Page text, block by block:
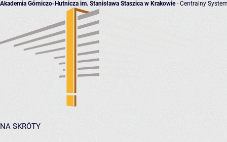
Akademia Górniczo-Hutnicza im. Stanisława Staszica w Krakowie- Centralny
NA SKRÓTY